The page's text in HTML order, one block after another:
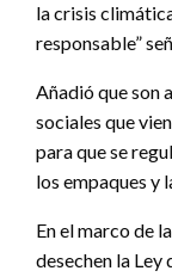
la crisis
responsable”
Añadió que son
sociales que
para que se
los empaques y
En el marco de
desechen la Ley